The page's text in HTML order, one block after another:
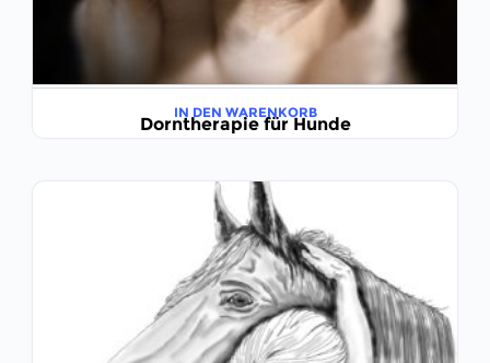
Dorntherapie für Hunde
IN DEN WARENKORB